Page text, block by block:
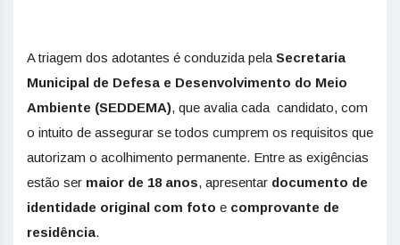
A triagem dos adotantes é conduzida pela Secretaria
Municipal de Defesa e Desenvolvimento do Meio
Ambiente (SEDDEMA), que avalia cada candidato, com
o intuito de assegurar se todos cumprem os requisitos que
autorizam o acolhimento permanente. Entre as exigências
estão ser maior de 18 anos, apresentar documento de
identidade original com foto e comprovante de
residência.